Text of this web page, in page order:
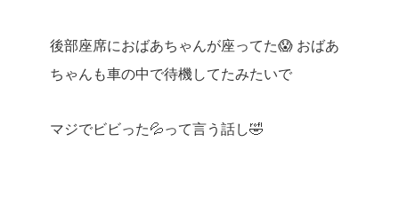
後部座席におばあちゃんが座ってた😱 おばあ
ちゃんも車の中で待機してたみたいで
マジでビビった💦って言う話し🤣